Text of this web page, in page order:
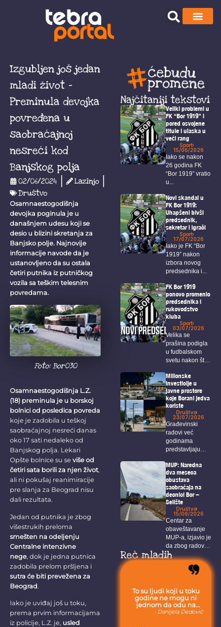
Izgubljen još jedan
mladi život –
Preminula devojka
povređena u
saobraćajnoj
nesreći kod
Banjskog polja
02/06/2024
Lazinjo
Društvo
Osamnaestogodišnja
devojka poginula je u
današnjem udesu koji se
desio u blizini skretanja za
Banjsko polje. Najnovije
informacije navode da je
ustanovljeno da su ostala
četiri putnika iz putničkog
vozila sa teškim telesnim
povredama.
Foto: Bor030
Osamnaestogodišnja L.Z.
(18) preminula je u borskoj
bolnici od posledica povreda
koje je zadobila u teškoj
saobraćajnoj nesreći danas
oko 17 sati nedaleko od
Banjskog polja. Lekari
Opšte bolnice su se više od
četiri sata borili za njen život,
ali ni pokušaj reanimiracije
pre slanja za Beograd nisu
dali rezultata.
Jedan od putnika je zbog
višestrukih preloma
smešten na odeljenju
Centralne intenzivne
nege, dok je jedna putnica
zadobila prelom pršljena i
sutra će biti prevežena za
Beograd.
Iako je uviđaj još u toku,
prema prvim informacijama
iz policije, L.Z. je, usled
Najčitaniji tekstovi
Veliki problemi u
FK “Bor 1919” i
pored osvojene
titule i ulaska u
veći rang
Sport
15/06/2026
Iako se nakon
26 godina FK
“Bor 1919” vratio
u...
Novi skandal u
FK Bor 1919:
Uhapšeni bivši
predsednik,
sekretar i igrači
Sport
17/07/2026
Iako je FK “Bor
1919” nakon
izbora novog
predsednika i...
FK Bor 1919
ponovo promenio
predsednika i
rukovodstvo
kluba
Sport
03/07/2026
Velika se
prašina podigla
u fudbalskom
svetu nakon što
Milionske
investicije u
javne prostore
koje Borani jedva
koriste
Društvo
23/07/2026
Građevinski
radovi već
godinama
predstavljaju
sliku Bora, a
među...
MUP: Naredna
dva meseca
obustava
saobraćaja na
deonici Bor –
Selište
Društvo
15/06/2026
Centar za
obaveštavanje
MUP-a, izjavio je
da zbog radova
na...
Reč mladih
To su ljudi koji u toku
godine ne mogu ni
jednom da odu na
more, jer moraju da
- Danijela Dedović